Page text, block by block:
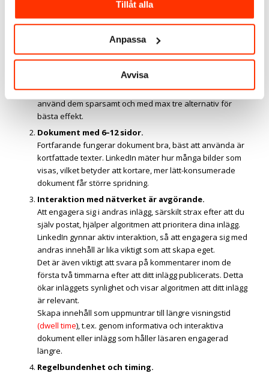
Tillåt alla
Anpassa
Avvisa
lyckas på LinkedIn 2024
Prioritera format som engagerar, särskilt video.
Video, särskilt korta och vertikala videor, premieras nu av
starka videor kan därför ge högre räckvidd. Polls är
fortfarande effektiva för att öka engagemanget, men
använd dem sparsamt och med max tre alternativ för
bästa effekt.
Dokument med 6–12 sidor.
Fortfarande fungerar dokument bra, bäst att använda är
kortfattade texter. LinkedIn mäter hur många bilder som
visas, vilket betyder att kortare, mer lätt-konsumerade
dokument får större spridning.
Interaktion med nätverket är avgörande.
Att engagera sig i andras inlägg, särskilt strax efter att du
själv postat, hjälper algoritmen att prioritera dina inlägg.
LinkedIn gynnar aktiv interaktion, så att engagera sig med
andras innehåll är lika viktigt som att skapa eget.
Det är även viktigt att svara på kommentarer inom de
första två timmarna efter att ditt inlägg publicerats. Detta
ökar inläggets synlighet och visar algoritmen att ditt inlägg
är relevant.
Skapa innehåll som uppmuntrar till längre visningstid
(dwell time), t.ex. genom informativa och interaktiva
dokument eller inlägg som håller läsaren engagerad
längre.
Regelbundenhet och timing.